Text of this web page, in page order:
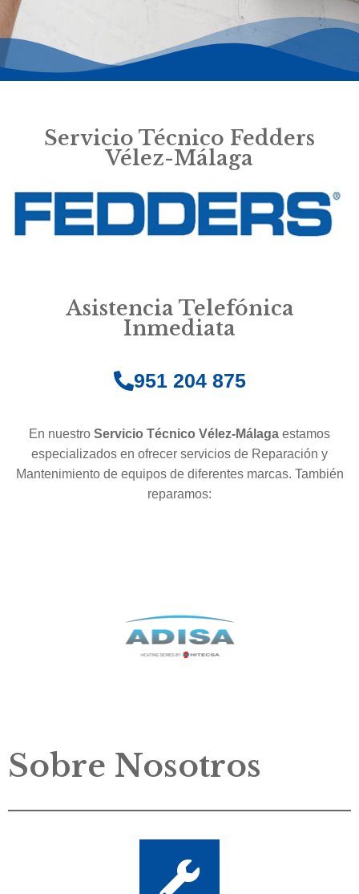
Servicio Técnico Fedders
Vélez-Málaga
Asistencia Telefónica
Inmediata
951 204 875
En nuestro Servicio Técnico Vélez-Málaga estamos
especializados en ofrecer servicios de Reparación y
Mantenimiento de equipos de diferentes marcas. También
reparamos:
Sobre Nosotros